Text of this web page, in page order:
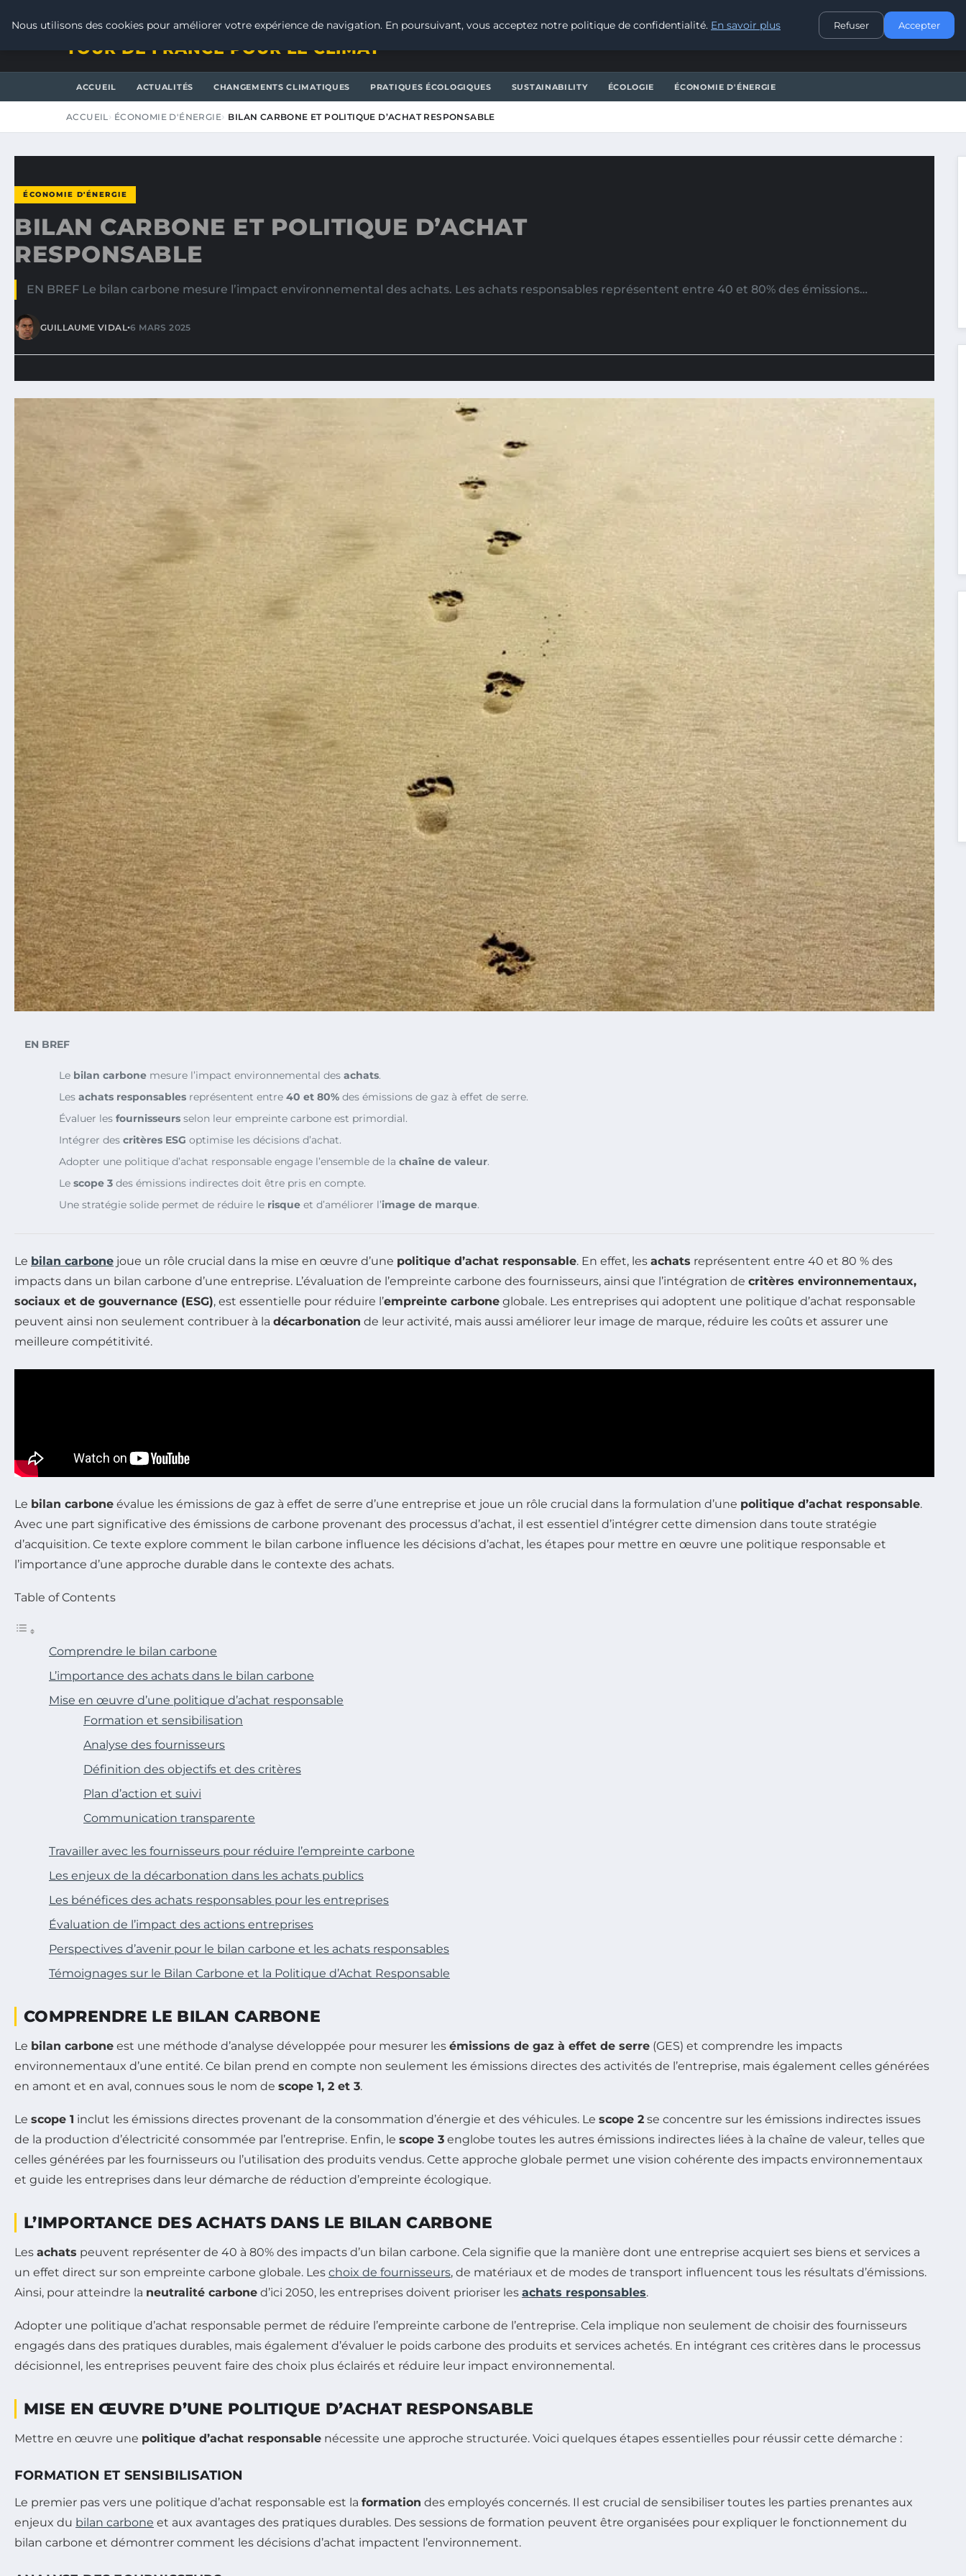
CONTACT
TOUR DE FRANCE POUR LE CLIMAT
ACCUEIL ACTUALITÉS CHANGEMENTS CLIMATIQUES PRATIQUES ÉCOLOGIQUES SUSTAINABILITY ÉCOLOGIE ÉCONOMIE D'ÉNERGIE
ACCUEIL ÉCONOMIE D'ÉNERGIE BILAN CARBONE ET POLITIQUE D’ACHAT RESPONSABLE
ÉCONOMIE D'ÉNERGIE
BILAN CARBONE ET POLITIQUE D’ACHAT
RESPONSABLE
EN BREF Le bilan carbone mesure l’impact environnemental des achats. Les achats responsables représentent entre 40 et 80% des émissions…
GUILLAUME VIDAL•6 MARS 2025
EN BREF
Le bilan carbone mesure l’impact environnemental des achats.
Les achats responsables représentent entre 40 et 80% des émissions de gaz à effet de serre.
Évaluer les fournisseurs selon leur empreinte carbone est primordial.
Intégrer des critères ESG optimise les décisions d’achat.
Adopter une politique d’achat responsable engage l’ensemble de la chaîne de valeur.
Le scope 3 des émissions indirectes doit être pris en compte.
Une stratégie solide permet de réduire le risque et d’améliorer l’image de marque.
Le bilan carbone joue un rôle crucial dans la mise en œuvre d’une politique d’achat responsable. En effet, les achats représentent entre 40 et 80 % des
impacts dans un bilan carbone d’une entreprise. L’évaluation de l’empreinte carbone des fournisseurs, ainsi que l’intégration de critères environnementaux,
sociaux et de gouvernance (ESG), est essentielle pour réduire l’empreinte carbone globale. Les entreprises qui adoptent une politique d’achat responsable
peuvent ainsi non seulement contribuer à la décarbonation de leur activité, mais aussi améliorer leur image de marque, réduire les coûts et assurer une
meilleure compétitivité.
Le bilan carbone évalue les émissions de gaz à effet de serre d’une entreprise et joue un rôle crucial dans la formulation d’une politique d’achat responsable.
Avec une part significative des émissions de carbone provenant des processus d’achat, il est essentiel d’intégrer cette dimension dans toute stratégie
d’acquisition. Ce texte explore comment le bilan carbone influence les décisions d’achat, les étapes pour mettre en œuvre une politique responsable et
l’importance d’une approche durable dans le contexte des achats.
Table of Contents
Comprendre le bilan carbone
L’importance des achats dans le bilan carbone
Mise en œuvre d’une politique d’achat responsable
Formation et sensibilisation
Analyse des fournisseurs
Définition des objectifs et des critères
Plan d’action et suivi
Communication transparente
Travailler avec les fournisseurs pour réduire l’empreinte carbone
Les enjeux de la décarbonation dans les achats publics
Les bénéfices des achats responsables pour les entreprises
Évaluation de l’impact des actions entreprises
Perspectives d’avenir pour le bilan carbone et les achats responsables
Témoignages sur le Bilan Carbone et la Politique d’Achat Responsable
COMPRENDRE LE BILAN CARBONE
Le bilan carbone est une méthode d’analyse développée pour mesurer les émissions de gaz à effet de serre (GES) et comprendre les impacts
environnementaux d’une entité. Ce bilan prend en compte non seulement les émissions directes des activités de l’entreprise, mais également celles générées
en amont et en aval, connues sous le nom de scope 1, 2 et 3.
Le scope 1 inclut les émissions directes provenant de la consommation d’énergie et des véhicules. Le scope 2 se concentre sur les émissions indirectes issues
de la production d’électricité consommée par l’entreprise. Enfin, le scope 3 englobe toutes les autres émissions indirectes liées à la chaîne de valeur, telles que
celles générées par les fournisseurs ou l’utilisation des produits vendus. Cette approche globale permet une vision cohérente des impacts environnementaux
et guide les entreprises dans leur démarche de réduction d’empreinte écologique.
L’IMPORTANCE DES ACHATS DANS LE BILAN CARBONE
Les achats peuvent représenter de 40 à 80% des impacts d’un bilan carbone. Cela signifie que la manière dont une entreprise acquiert ses biens et services a
un effet direct sur son empreinte carbone globale. Les choix de fournisseurs, de matériaux et de modes de transport influencent tous les résultats d’émissions.
Ainsi, pour atteindre la neutralité carbone d’ici 2050, les entreprises doivent prioriser les achats responsables.
Adopter une politique d’achat responsable permet de réduire l’empreinte carbone de l’entreprise. Cela implique non seulement de choisir des fournisseurs
engagés dans des pratiques durables, mais également d’évaluer le poids carbone des produits et services achetés. En intégrant ces critères dans le processus
décisionnel, les entreprises peuvent faire des choix plus éclairés et réduire leur impact environnemental.
MISE EN ŒUVRE D’UNE POLITIQUE D’ACHAT RESPONSABLE
Mettre en œuvre une politique d’achat responsable nécessite une approche structurée. Voici quelques étapes essentielles pour réussir cette démarche :
FORMATION ET SENSIBILISATION
Le premier pas vers une politique d’achat responsable est la formation des employés concernés. Il est crucial de sensibiliser toutes les parties prenantes aux
enjeux du bilan carbone et aux avantages des pratiques durables. Des sessions de formation peuvent être organisées pour expliquer le fonctionnement du
bilan carbone et démontrer comment les décisions d’achat impactent l’environnement.
Nous utilisons des cookies pour améliorer votre expérience de navigation. En poursuivant, vous acceptez notre politique de confidentialité. En savoir plus Refuser Accepter